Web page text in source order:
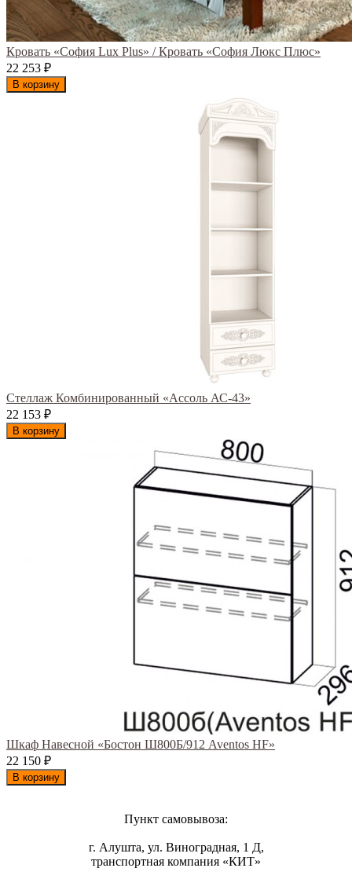
Кровать «София Lux Plus» / Кровать «София Люкс Плюс»
22 253 ₽
В корзину
Стеллаж Комбинированный «Ассоль АС-43»
22 153 ₽
В корзину
Шкаф Навесной «Бостон Ш800Б/912 Aventos HF»
22 150 ₽
В корзину
Пункт самовывоза:
г. Алушта, ул. Виноградная, 1 Д,
транспортная компания «КИТ»